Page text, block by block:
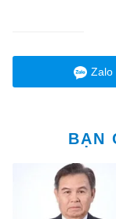
Zalo
BẠN